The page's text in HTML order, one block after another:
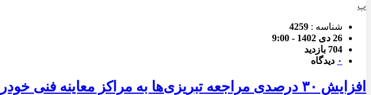
پ
شناسه : 4259
26 دی 1402 - 9:00
704 بازدید
۰ دیدگاه
افزایش ۳۰ درصدی مراجعه تبریزی‌ها به مراکز معاینه فنی خودرو